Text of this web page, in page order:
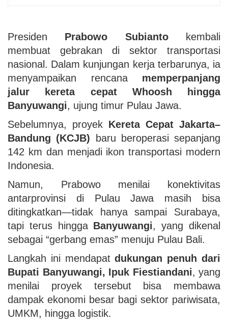
Presiden Prabowo Subiantokembali
membuat gebrakan di sektor transportasi
nasional. Dalam kunjungan kerja terbarunya, ia
menyampaikan rencana memperpanjang
jalur kereta cepat Whoosh hingga
Banyuwangi, ujung timur Pulau Jawa.
Sebelumnya, proyek Kereta Cepat Jakarta–
Bandung (KCJB) baru beroperasi sepanjang
142 km dan menjadi ikon transportasi modern
Indonesia.
Namun, Prabowo menilai konektivitas
antarprovinsi di Pulau Jawa masih bisa
ditingkatkan—tidak hanya sampai Surabaya,
tapi terus hingga Banyuwangi, yang dikenal
sebagai “gerbang emas” menuju Pulau Bali.
Langkah ini mendapatdukungan penuh dari
Bupati Banyuwangi, Ipuk Fiestiandani, yang
menilai proyek tersebut bisa membawa
dampak ekonomi besar bagi sektor pariwisata,
UMKM, hingga logistik.